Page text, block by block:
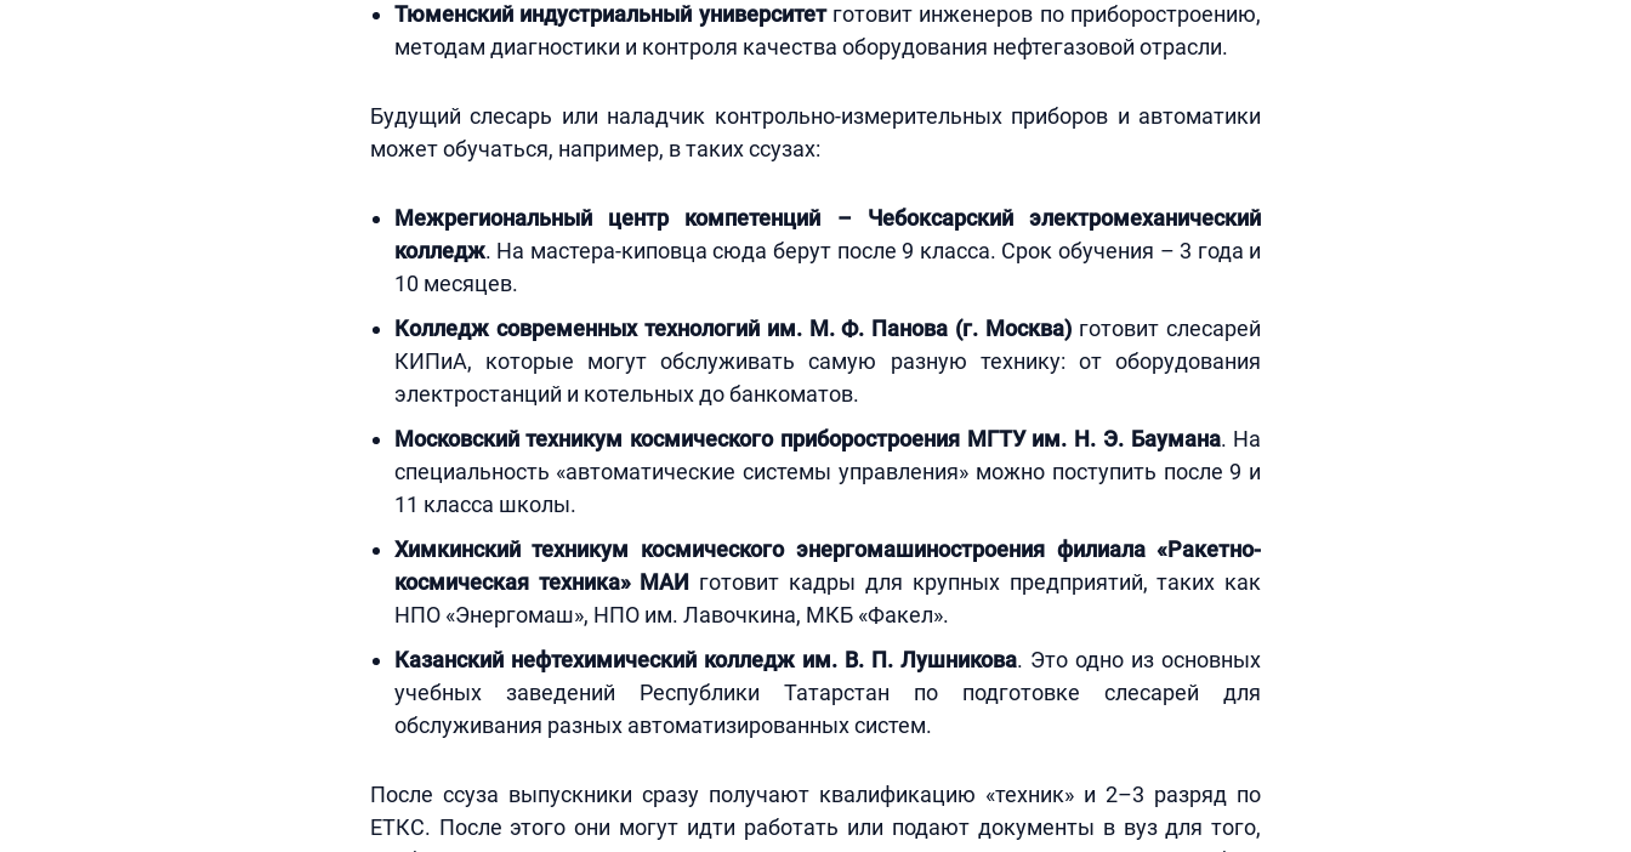
Тюменский индустриальный университет готовит инженеров по приборостроению,
методам диагностики и контроля качества оборудования нефтегазовой отрасли.
Будущий слесарь или наладчик контрольно-измерительных приборов и автоматики
может обучаться, например, в таких ссузах:
Межрегиональный центр компетенций – Чебоксарский электромеханический
колледж. На мастера-киповца сюда берут после 9 класса. Срок обучения – 3 года и
10 месяцев.
Колледж современных технологий им. М. Ф. Панова (г. Москва) готовит слесарей
КИПиА, которые могут обслуживать самую разную технику: от оборудования
электростанций и котельных до банкоматов.
Московский техникум космического приборостроения МГТУ им. Н. Э. Баумана. На
специальность «автоматические системы управления» можно поступить после 9 и
11 класса школы.
Химкинский техникум космического энергомашиностроения филиала «Ракетно-
космическая техника» МАИ готовит кадры для крупных предприятий, таких как
НПО «Энергомаш», НПО им. Лавочкина, МКБ «Факел».
Казанский нефтехимический колледж им. В. П. Лушникова. Это одно из основных
учебных заведений Республики Татарстан по подготовке слесарей для
обслуживания разных автоматизированных систем.
После ссуза выпускники сразу получают квалификацию «техник» и 2–3 разряд по
ЕТКС. После этого они могут идти работать или подают документы в вуз для того,